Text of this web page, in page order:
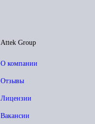
Attek Group
О компании
Отзывы
Лицензии
Вакансии